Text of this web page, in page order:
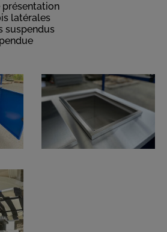
présentation
latérales
suspendus